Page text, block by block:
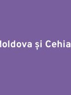
și Cehia